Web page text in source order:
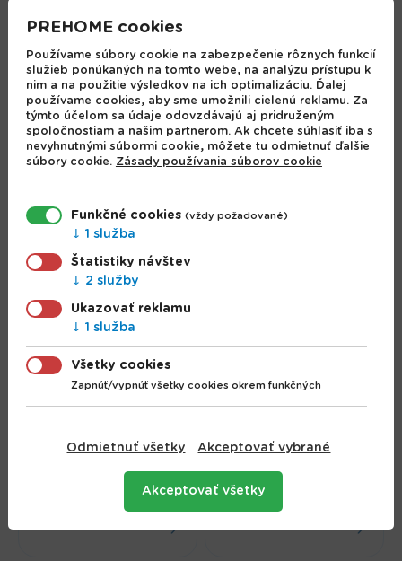
Stitch
6.30 €
dinousaurom
Gélové pero so
1.05 €
Roller guľôčkový pre
ľavákov, ružový
8.40 €
PREHOME cookies
Používame súbory cookie na zabezpečenie rôznych funkcií
služieb ponúkaných na tomto webe, na analýzu prístupu k
nim a na použitie výsledkov na ich optimalizáciu. Ďalej
používame cookies, aby sme umožnili cielenú reklamu. Za
týmto účelom sa údaje odovzdávajú aj pridruženým
spoločnostiam a našim partnerom. Ak chcete súhlasiť iba s
nevyhnutnými súbormi cookie, môžete tu odmietnuť ďalšie
súbory cookie. Zásady používania súborov cookie
Funkčné cookies (vždy požadované)
1 služba
Štatistiky návštev
2 služby
Ukazovať reklamu
1 služba
Všetky cookies
Zapnúť/vypnúť všetky cookies okrem funkčných
Odmietnuť všetky Akceptovať vybrané
Akceptovať všetky